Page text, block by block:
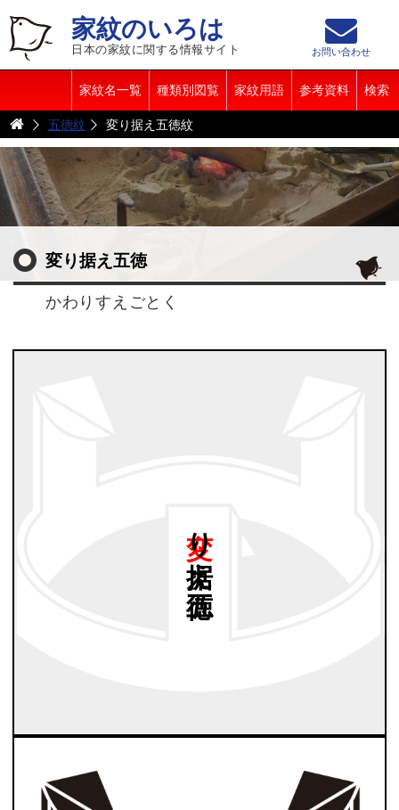
家紋のいろは
日本の家紋に関する情報サイト
家紋名一覧 種類別図覧 家紋用語 参考資料 検索
お問い合わせ
五德紋 変り据え五徳紋
変り据え五徳
かわりすえごとく
五徳